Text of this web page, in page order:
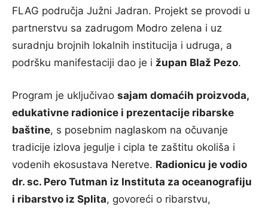
FLAG područja Južni Jadran. Projekt se provodi u
partnerstvu sa zadrugom Modro zelena i uz
suradnju brojnih lokalnih institucija i udruga, a
podršku manifestaciji dao je i župan Blaž Pezo.
Program je uključivao sajam domaćih proizvoda,
edukativne radionice i prezentacije ribarske
baštine, s posebnim naglaskom na očuvanje
tradicije izlova jegulje i cipla te zaštitu okoliša i
vodenih ekosustava Neretve. Radionicu je vodio
dr. sc. Pero Tutman iz Instituta za oceanografiju
i ribarstvo iz Splita, govoreći o ribarstvu,